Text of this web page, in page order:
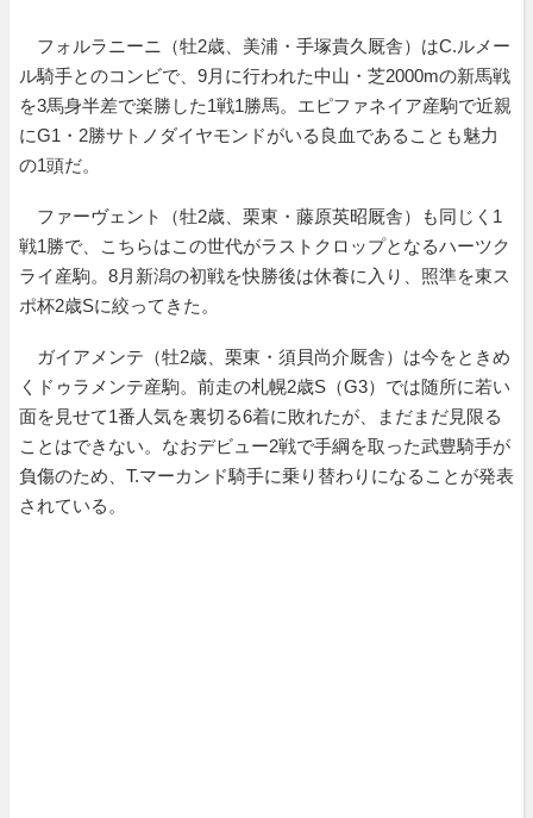
フォルラニーニ（牡2歳、美浦・手塚貴久厩舎）はC.ルメー
ル騎手とのコンビで、9月に行われた中山・芝2000mの新馬戦
を3馬身半差で楽勝した1戦1勝馬。エピファネイア産駒で近親
にG1・2勝サトノダイヤモンドがいる良血であることも魅力
の1頭だ。
ファーヴェント（牡2歳、栗東・藤原英昭厩舎）も同じく1
戦1勝で、こちらはこの世代がラストクロップとなるハーツク
ライ産駒。8月新潟の初戦を快勝後は休養に入り、照準を東ス
ポ杯2歳Sに絞ってきた。
ガイアメンテ（牡2歳、栗東・須貝尚介厩舎）は今をときめ
くドゥラメンテ産駒。前走の札幌2歳S（G3）では随所に若い
面を見せて1番人気を裏切る6着に敗れたが、まだまだ見限る
ことはできない。なおデビュー2戦で手綱を取った武豊騎手が
負傷のため、T.マーカンド騎手に乗り替わりになることが発表
されている。